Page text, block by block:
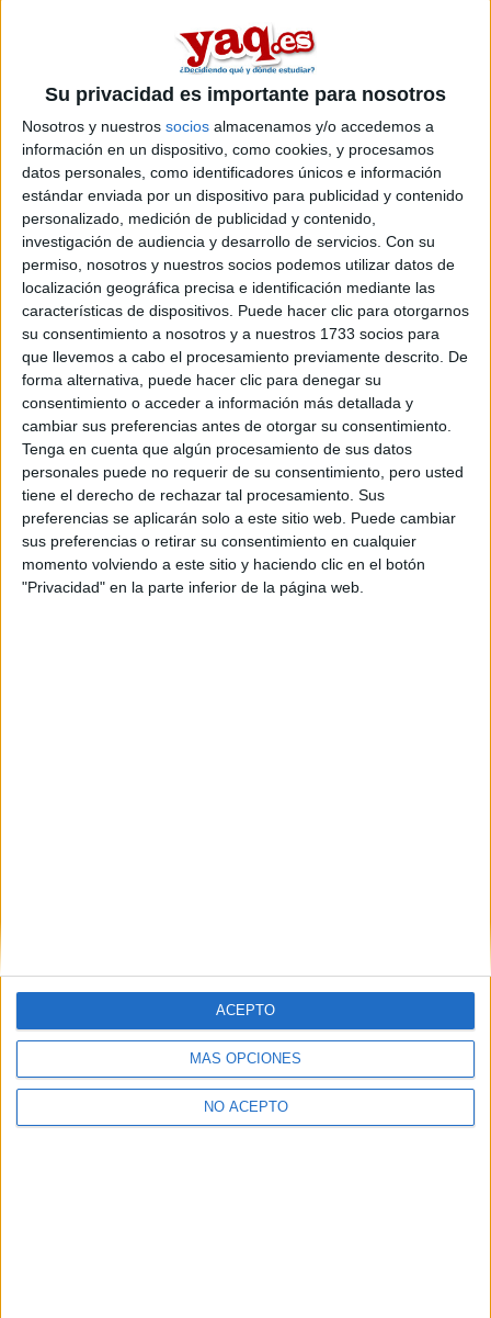
Su privacidad es importante para nosotros
Nosotros y nuestros socios almacenamos y/o accedemos a
información en un dispositivo, como cookies, y procesamos
datos personales, como identificadores únicos e información
estándar enviada por un dispositivo para publicidad y contenido
personalizado, medición de publicidad y contenido,
investigación de audiencia y desarrollo de servicios. Con su
permiso, nosotros y nuestros socios podemos utilizar datos de
localización geográfica precisa e identificación mediante las
características de dispositivos. Puede hacer clic para otorgarnos
su consentimiento a nosotros y a nuestros 1733 socios para
que llevemos a cabo el procesamiento previamente descrito. De
forma alternativa, puede hacer clic para denegar su
consentimiento o acceder a información más detallada y
cambiar sus preferencias antes de otorgar su consentimiento.
Tenga en cuenta que algún procesamiento de sus datos
personales puede no requerir de su consentimiento, pero usted
tiene el derecho de rechazar tal procesamiento. Sus
preferencias se aplicarán solo a este sitio web. Puede cambiar
sus preferencias o retirar su consentimiento en cualquier
momento volviendo a este sitio y haciendo clic en el botón
"Privacidad" en la parte inferior de la página web.
MÁS OPCIONES
NO ACEPTO
ACEPTO
universidad de Alicante donde yo he puesto mi primera
opción porque me pilla lejos, entonces he leído otras formas
de envío, como el correo certificado, dice así:
"....... sin perjuicio de correo certificado, en sobre abierto para
ser fechado y sellado antes de ser certificado y enviado" o
algo así. ¿Eso quiere decir que lo puedo enviar directamente
desde Correos más cercano a mi localidad? ¿Me lo pódéis
explicar?
Luego también dice que tengo que enviar una fotocopia
comulsada del dni y de mi hoja de pau. Eso de "compulsada"
se puede hacer en el ayuntamiento, por ejemplo? Es
simplemente que te lo selle alguien como dando fé que es
original, ¿no?
Por último, es que tengo que poner como destinatario el
campus o la escuela, facultad... donde yo he puesto mi
primera opción, ¿no?
GRACIAS Y SALUDOSSSS!!
Inicio
Etiquetas: La universidad - un mundo UA
Estudiar Universidad de Alicante